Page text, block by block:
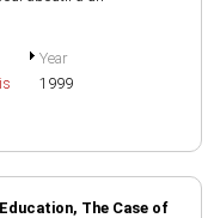
Year
1999
The Case of